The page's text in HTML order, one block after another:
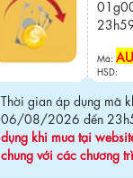
Mã:
HSD:
Thời gian áp dụng mã
06/08/2026 đến
dụng khi mua tại
chung với các chương